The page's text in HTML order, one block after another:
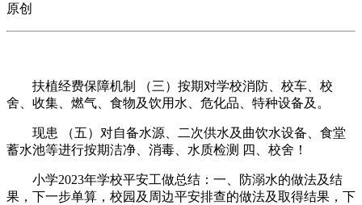
原创
扶植经费保障机制 （三）按期对学校消防、校车、校
舍、收集、燃气、食物及饮用水、危化品、特种设备及。
现患 （五）对自备水源、二次供水及曲饮水设备、食堂
蓄水池等进行按期洁净、消毒、水质检测 四、校舍！
小学2023年学校平安工做总结：一、防溺水的做法及结
果，下一步单算，校园及周边平安排查的做法及取得结果，下